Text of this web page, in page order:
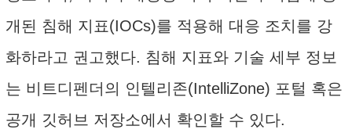
개된 침해 지표(IOCs)를 적용해 대응 조치를 강
화하라고 권고했다. 침해 지표와 기술 세부 정보
는 비트디펜더의 인텔리존(IntelliZone) 포털 혹은
공개 깃허브 저장소에서 확인할 수 있다.